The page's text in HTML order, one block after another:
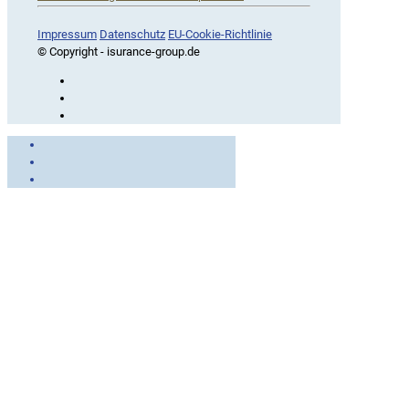
iSurance
Impressum Datenschutz EU-Cookie-Richtlinie
© Copyright - isurance-group.de